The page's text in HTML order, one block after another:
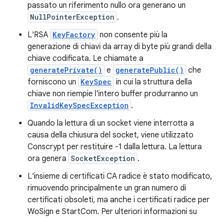
passato un riferimento nullo ora generano un
NullPointerException .
L'RSA KeyFactory non consente più la
generazione di chiavi da array di byte più grandi della
chiave codificata. Le chiamate a
generatePrivate() e generatePublic() che
forniscono un KeySpec in cui la struttura della
chiave non riempie l'intero buffer produrranno un
InvalidKeySpecException .
Quando la lettura di un socket viene interrotta a
causa della chiusura del socket, viene utilizzato
Conscrypt per restituire -1 dalla lettura. La lettura
ora genera SocketException .
L'insieme di certificati CA radice è stato modificato,
rimuovendo principalmente un gran numero di
certificati obsoleti, ma anche i certificati radice per
WoSign e StartCom. Per ulteriori informazioni su